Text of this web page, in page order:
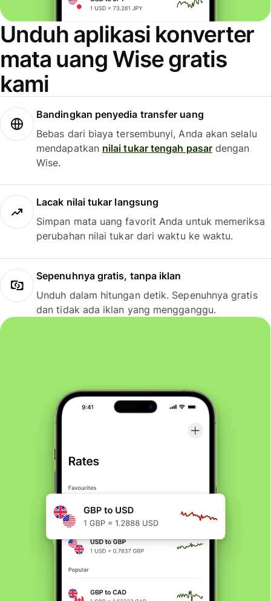
Unduh aplikasi konverter
mata uang Wise gratis
kami
Bandingkan penyedia transfer uang
Bebas dari biaya tersembunyi, Anda akan selalu
mendapatkan nilai tukar tengah pasardengan
Wise.
Lacak nilai tukar langsung
Simpan mata uang favorit Anda untuk memeriksa
perubahan nilai tukar dari waktu ke waktu.
Sepenuhnya gratis, tanpa iklan
Unduh dalam hitungan detik. Sepenuhnya gratis
dan tidak ada iklan yang mengganggu.